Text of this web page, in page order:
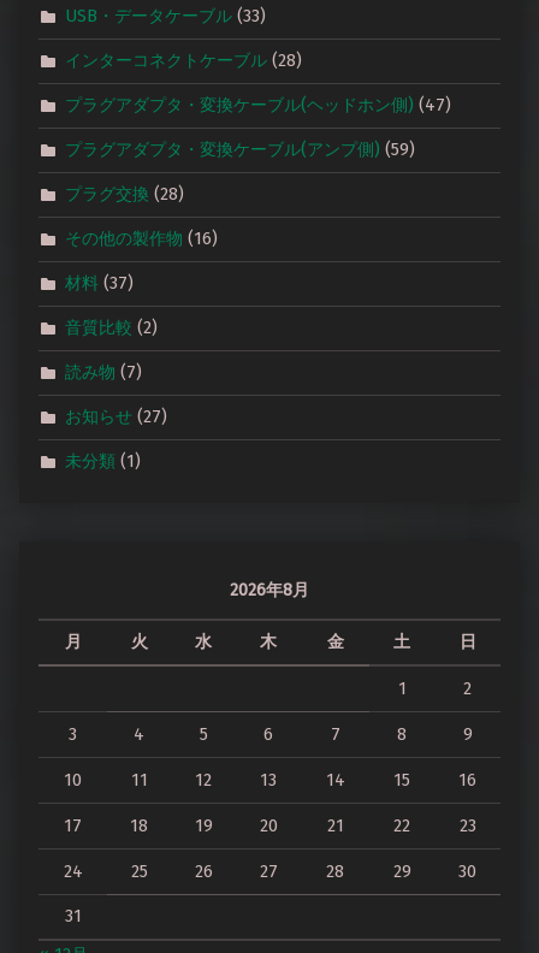
USB・データケーブル (33)
インターコネクトケーブル (28)
プラグアダプタ・変換ケーブル(ヘッドホン側) (47)
プラグアダプタ・変換ケーブル(アンプ側) (59)
プラグ交換 (28)
その他の製作物 (16)
材料 (37)
音質比較 (2)
読み物 (7)
お知らせ (27)
未分類 (1)
2026年8月
月 火 水 木 金 土 日
1 2
3 4 5 6 7 8 9
10 11 12 13 14 15 16
17 18 19 20 21 22 23
24 25 26 27 28 29 30
31